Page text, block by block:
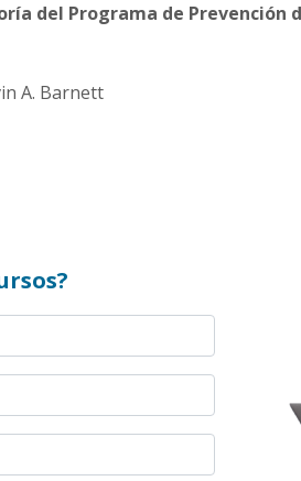
del Programa de Prevención
A. Barnett